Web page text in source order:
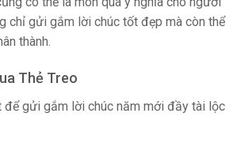
chỉ gửi gắm lời chúc tốt đẹp mà còn thể
thành.
Thẻ Treo
để gửi gắm lời chúc năm mới đầy tài lộc